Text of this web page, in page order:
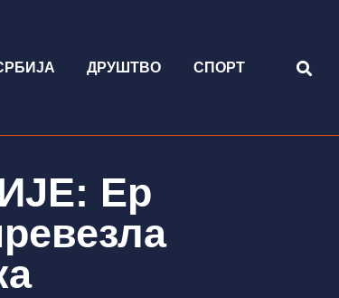
ДРУШТВО СПОРТ
Ер